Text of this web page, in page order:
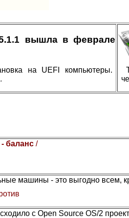
вышла в феврале
на UEFI компьютеры.
- баланс /
машины - это выгодно всем,
с Open Source OS/2